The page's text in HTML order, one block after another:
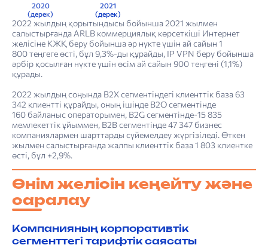
2020
(дерек)
2021
(дерек)
2022 жылдың қорытындысы бойынша 2021 жылмен
салыстырғанда ARLB коммерциялық көрсеткіші Интернет
желісіне КЖҚ беру бойынша әр нүкте үшін ай сайын 1
800 теңгеге өсті, бұл 9,3%-ды құрайды, IP VPN беру бойынша
әрбір қосылған нүкте үшін өсім ай сайын 900 теңгені (1,1%)
құрады.
2022 жылдың соңында В2Х сегментіндегі клиенттік база 63
342 клиентті құрайды, оның ішінде В2О сегментінде
160 байланыс операторымен, В2G сегментінде-15 835
мемлекеттік ұйыммен, В2В сегментінде 47 347 бизнес
компаниялармен шарттарды сүйемелдеу жүргізіледі. Өткен
жылмен салыстырғанда жалпы клиенттік база 1 803 клиентке
өсті, бұл +2,9%.
Өнім желісін кеңейту және
саралау
Компанияның корпоративтік
сегменттегі тарифтік саясаты